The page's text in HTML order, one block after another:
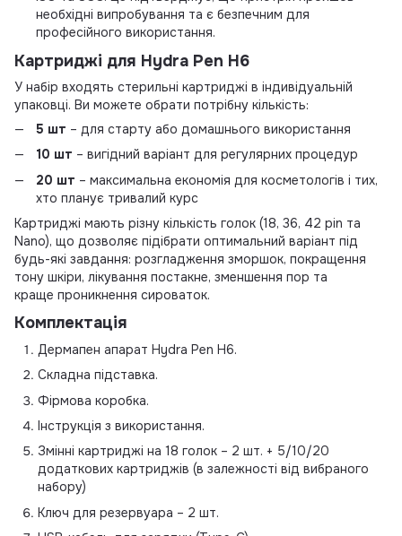
необхідні випробування та є безпечним для
професійного використання.
Картриджі для Hydra Pen H6
У набір входять стерильні картриджі в індивідуальній
упаковці. Ви можете обрати потрібну кількість:
5 шт – для старту або домашнього використання
10 шт – вигідний варіант для регулярних процедур
20 шт – максимальна економія для косметологів і тих,
хто планує тривалий курс
Картриджі мають різну кількість голок (18, 36, 42 pin та
Nano), що дозволяє підібрати оптимальний варіант під
будь-які завдання: розгладження зморшок, покращення
тону шкіри, лікування постакне, зменшення пор та
краще проникнення сироваток.
Комплектація
Дермапен апарат Hydra Pen H6.
Складна підставка.
Фірмова коробка.
Інструкція з використання.
Змінні картриджі на 18 голок – 2 шт. + 5/10/20
додаткових картриджів (в залежності від вибраного
набору)
Ключ для резервуара – 2 шт.